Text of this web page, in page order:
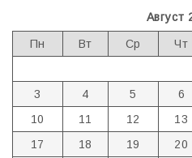
Август
Пн Вт Ср Чт
3
4 5 6
10
11 12 13
17
18 19 20